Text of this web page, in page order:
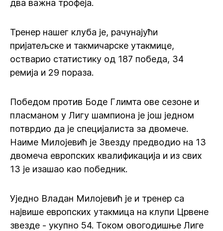
два важна трофеја.
Тренер нашег клуба је, рачунајући
пријатељске и такмичарске утакмице,
остварио статистику од 187 победа, 34
ремија и 29 пораза.
Победом против Боде Глимта ове сезоне и
пласманом у Лигу шампиона је још једном
потврдио да је специјалиста за двомече.
Наиме Милојевић је Звезду предводио на 13
двомеча европских квалификација и из свих
13 је изашао као победник.
Уједно Владан Милојевић је и тренер са
највише европских утакмица на клупи Црвене
звезде - укупно 54. Током овогодишње Лиге